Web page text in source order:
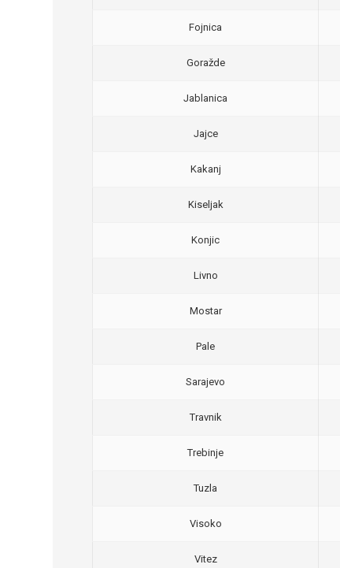
Fojnica
Goražde
Jablanica
Jajce
Kakanj
Kiseljak
Konjic
Livno
Mostar
Pale
Sarajevo
Travnik
Trebinje
Tuzla
Visoko
Vitez